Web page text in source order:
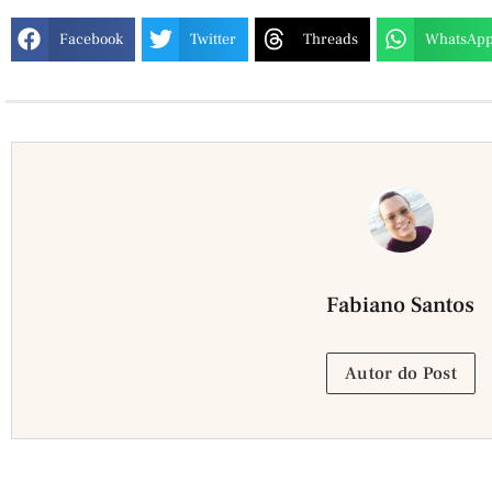
Facebook Twitter Threads
Fabiano Santos
Autor do Post